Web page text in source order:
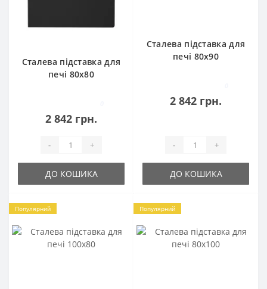
Сталева підставка для
печі 80х80
2 842 грн.
- +
ДО КОШИКА
Сталева підставка для
печі 80х90
2 842 грн.
- +
ДО КОШИКА
Популярний Популярний